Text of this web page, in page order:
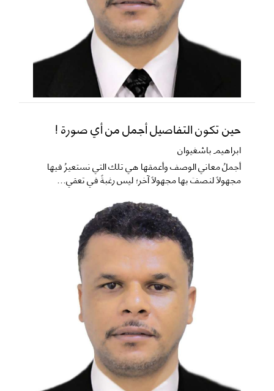
حين تكون التفاصيل أجمل من أي صورة !
ابراهيم باشغيوان
​أجملُ معاني الوصف وأعمقها هي تلك التي نستعيرُ فيها
مجهولاً لنصفَ بها مجهولاً آخر؛ ليس رغبةً في تعقي...